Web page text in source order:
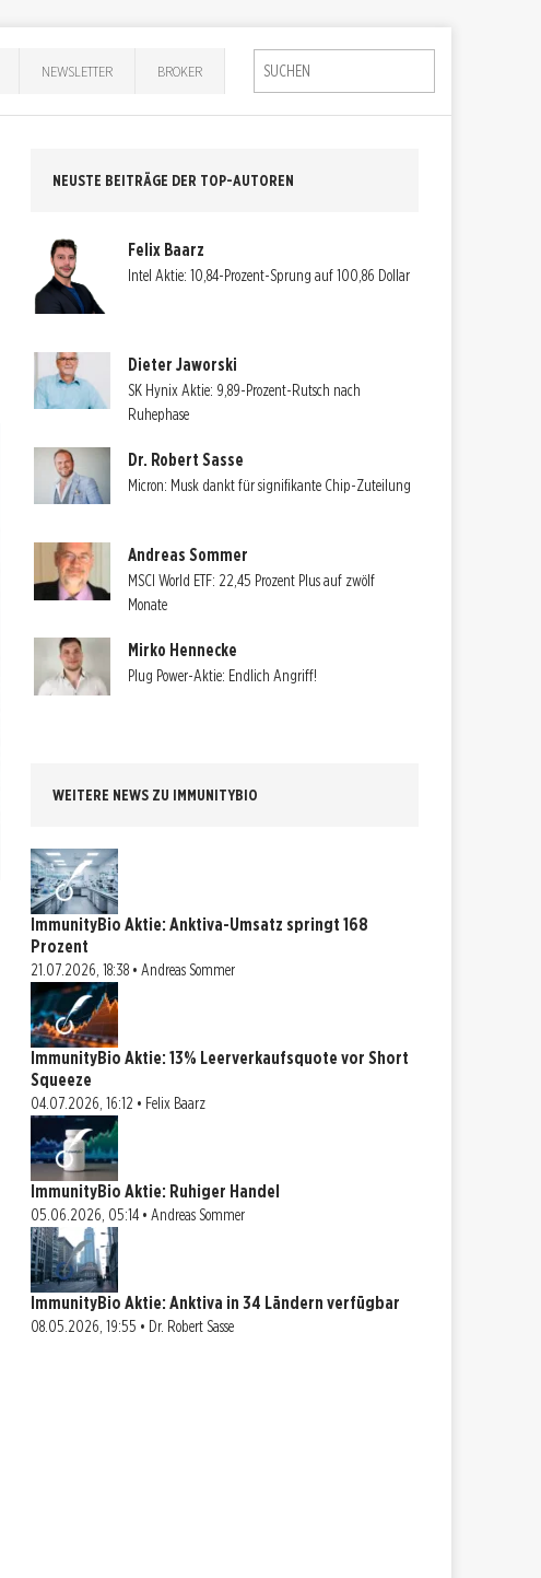
NEWSLETTER BROKER
NEUSTE BEITRÄGE DER TOP-AUTOREN
Felix Baarz
Intel Aktie: 10,84-Prozent-Sprung auf 100,86 Dollar
Dieter Jaworski
SK Hynix Aktie: 9,89-Prozent-Rutsch nach
Ruhephase
Dr. Robert Sasse
Micron: Musk dankt für signifikante Chip-Zuteilung
Andreas Sommer
MSCI World ETF: 22,45 Prozent Plus auf zwölf
Monate
Mirko Hennecke
Plug Power-Aktie: Endlich Angriff!
WEITERE NEWS ZU IMMUNITYBIO
ImmunityBio Aktie: Anktiva-Umsatz springt 168
Prozent
21.07.2026, 18:38 • Andreas Sommer
ImmunityBio Aktie: 13% Leerverkaufsquote vor Short
Squeeze
04.07.2026, 16:12 • Felix Baarz
ImmunityBio Aktie: Ruhiger Handel
05.06.2026, 05:14 • Andreas Sommer
ImmunityBio Aktie: Anktiva in 34 Ländern verfügbar
08.05.2026, 19:55 • Dr. Robert Sasse